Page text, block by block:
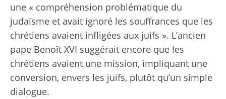
une « compréhension problématique du
judaïsme et avait ignoré les souffrances que les
chrétiens avaient infligées aux juifs ». L’ancien
pape Benoît XVI suggérait encore que les
chrétiens avaient une mission, impliquant une
conversion, envers les juifs, plutôt qu’un simple
dialogue.